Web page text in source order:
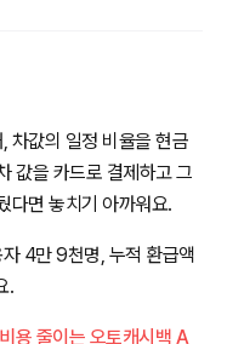
차값의 일정 비율을 현금
값을 카드로 결제하고 그
다면 놓치기 아까워요.
4만 9천명, 누적 환급액
.
용 줄이는 오토캐시백 A